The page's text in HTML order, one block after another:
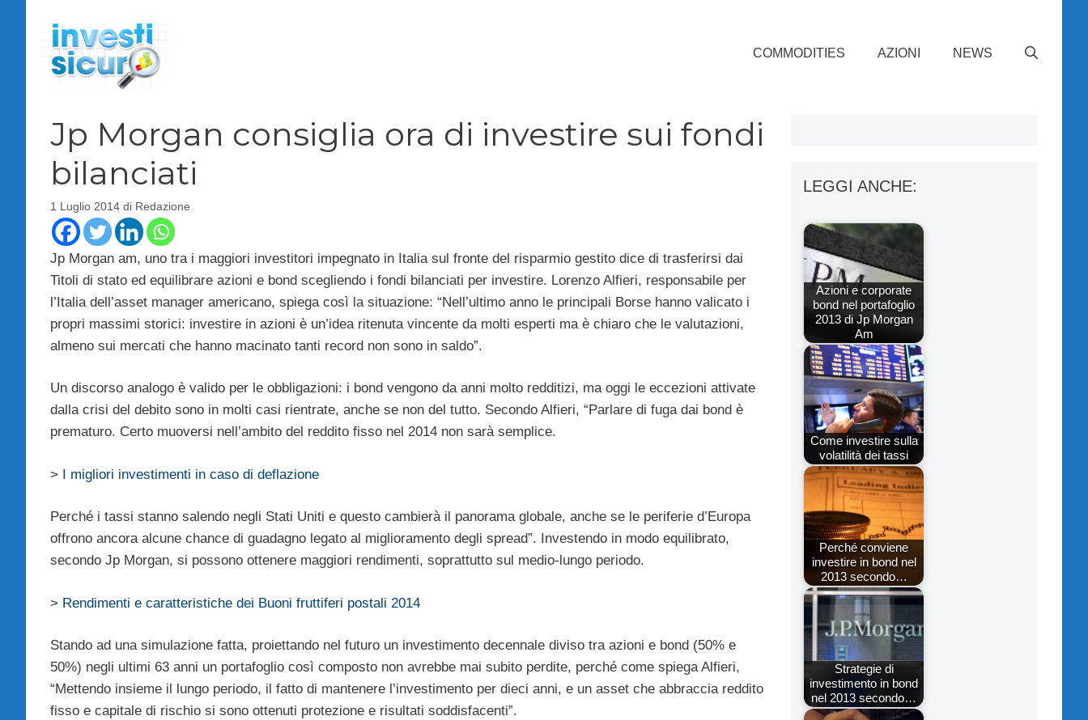
contenuto
COMMODITIES AZIONI NEWS
Jp Morgan consiglia ora di investire sui fondi
bilanciati
1 Luglio 2014 di Redazione
Jp Morgan am, uno tra i maggiori investitori impegnato in Italia sul fronte del risparmio gestito dice di trasferirsi dai
Titoli di stato ed equilibrare azioni e bond scegliendo i fondi bilanciati per investire. Lorenzo Alfieri, responsabile per
l’Italia dell’asset manager americano, spiega così la situazione: “Nell’ultimo anno le principali Borse hanno valicato i
propri massimi storici: investire in azioni è un’idea ritenuta vincente da molti esperti ma è chiaro che le valutazioni,
almeno sui mercati che hanno macinato tanti record non sono in saldo”.
Un discorso analogo è valido per le obbligazioni: i bond vengono da anni molto redditizi, ma oggi le eccezioni attivate
dalla crisi del debito sono in molti casi rientrate, anche se non del tutto. Secondo Alfieri, “Parlare di fuga dai bond è
prematuro. Certo muoversi nell’ambito del reddito fisso nel 2014 non sarà semplice.
> I migliori investimenti in caso di deflazione
Perché i tassi stanno salendo negli Stati Uniti e questo cambierà il panorama globale, anche se le periferie d’Europa
offrono ancora alcune chance di guadagno legato al miglioramento degli spread”. Investendo in modo equilibrato,
secondo Jp Morgan, si possono ottenere maggiori rendimenti, soprattutto sul medio-lungo periodo.
> Rendimenti e caratteristiche dei Buoni fruttiferi postali 2014
Stando ad una simulazione fatta, proiettando nel futuro un investimento decennale diviso tra azioni e bond (50% e
50%) negli ultimi 63 anni un portafoglio così composto non avrebbe mai subito perdite, perché come spiega Alfieri,
“Mettendo insieme il lungo periodo, il fatto di mantenere l’investimento per dieci anni, e un asset che abbraccia reddito
fisso e capitale di rischio si sono ottenuti protezione e risultati soddisfacenti”.
LEGGI ANCHE:
Azioni e corporate
bond nel portafoglio
2013 di Jp Morgan
Am
Come investire sulla
volatilità dei tassi
Perché conviene
investire in bond nel
2013 secondo…
Strategie di
investimento in bond
nel 2013 secondo…